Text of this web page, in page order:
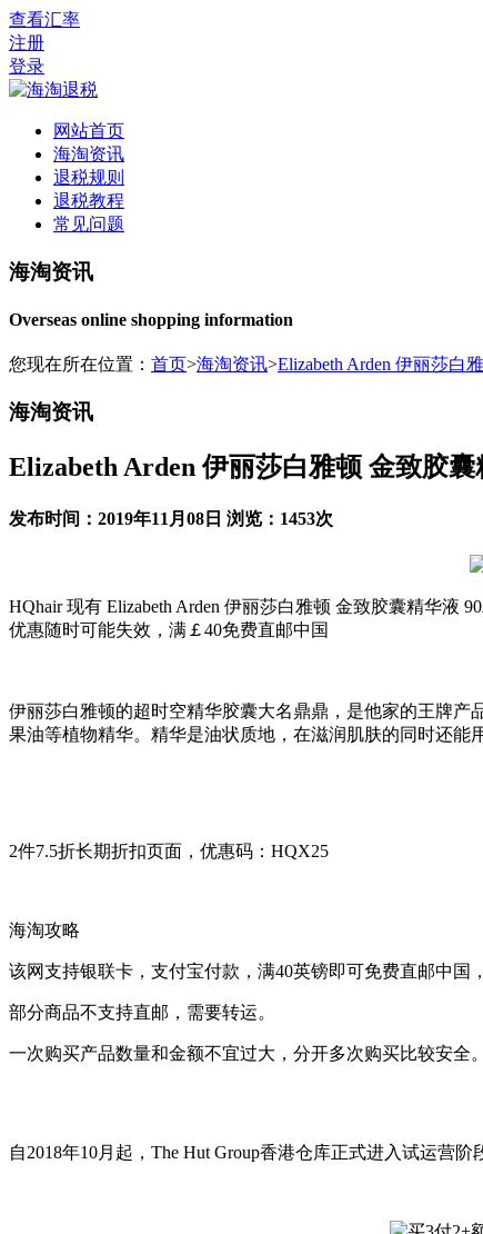
查看汇率
注册
登录
网站首页
海淘资讯
退税规则
退税教程
常见问题
海淘资讯
Overseas online shopping information
您现在所在位置： 首页>海淘资讯>Elizabeth Arden 伊丽莎白
海淘资讯
Elizabeth Arden 伊丽莎白雅顿 金致胶囊
发布时间：2019年11月08日 浏览：1453次
HQhair 现有 Elizabeth Arden 伊丽莎白雅顿 金致胶囊精华液
优惠随时可能失效，满￡40免费直邮中国
伊丽莎白雅顿的超时空精华胶囊大名鼎鼎，是他家的王牌
果油等植物精华。精华是油状质地，在滋润肌肤的同时还能
2件7.5折长期折扣页面，优惠码：HQX25
海淘攻略
该网支持银联卡，支付宝付款，满40英镑即可免费直邮中国
部分商品不支持直邮，需要转运。
一次购买产品数量和金额不宜过大，分开多次购买比较安全。
自2018年10月起，The Hut Group香港仓库正式进入试运营